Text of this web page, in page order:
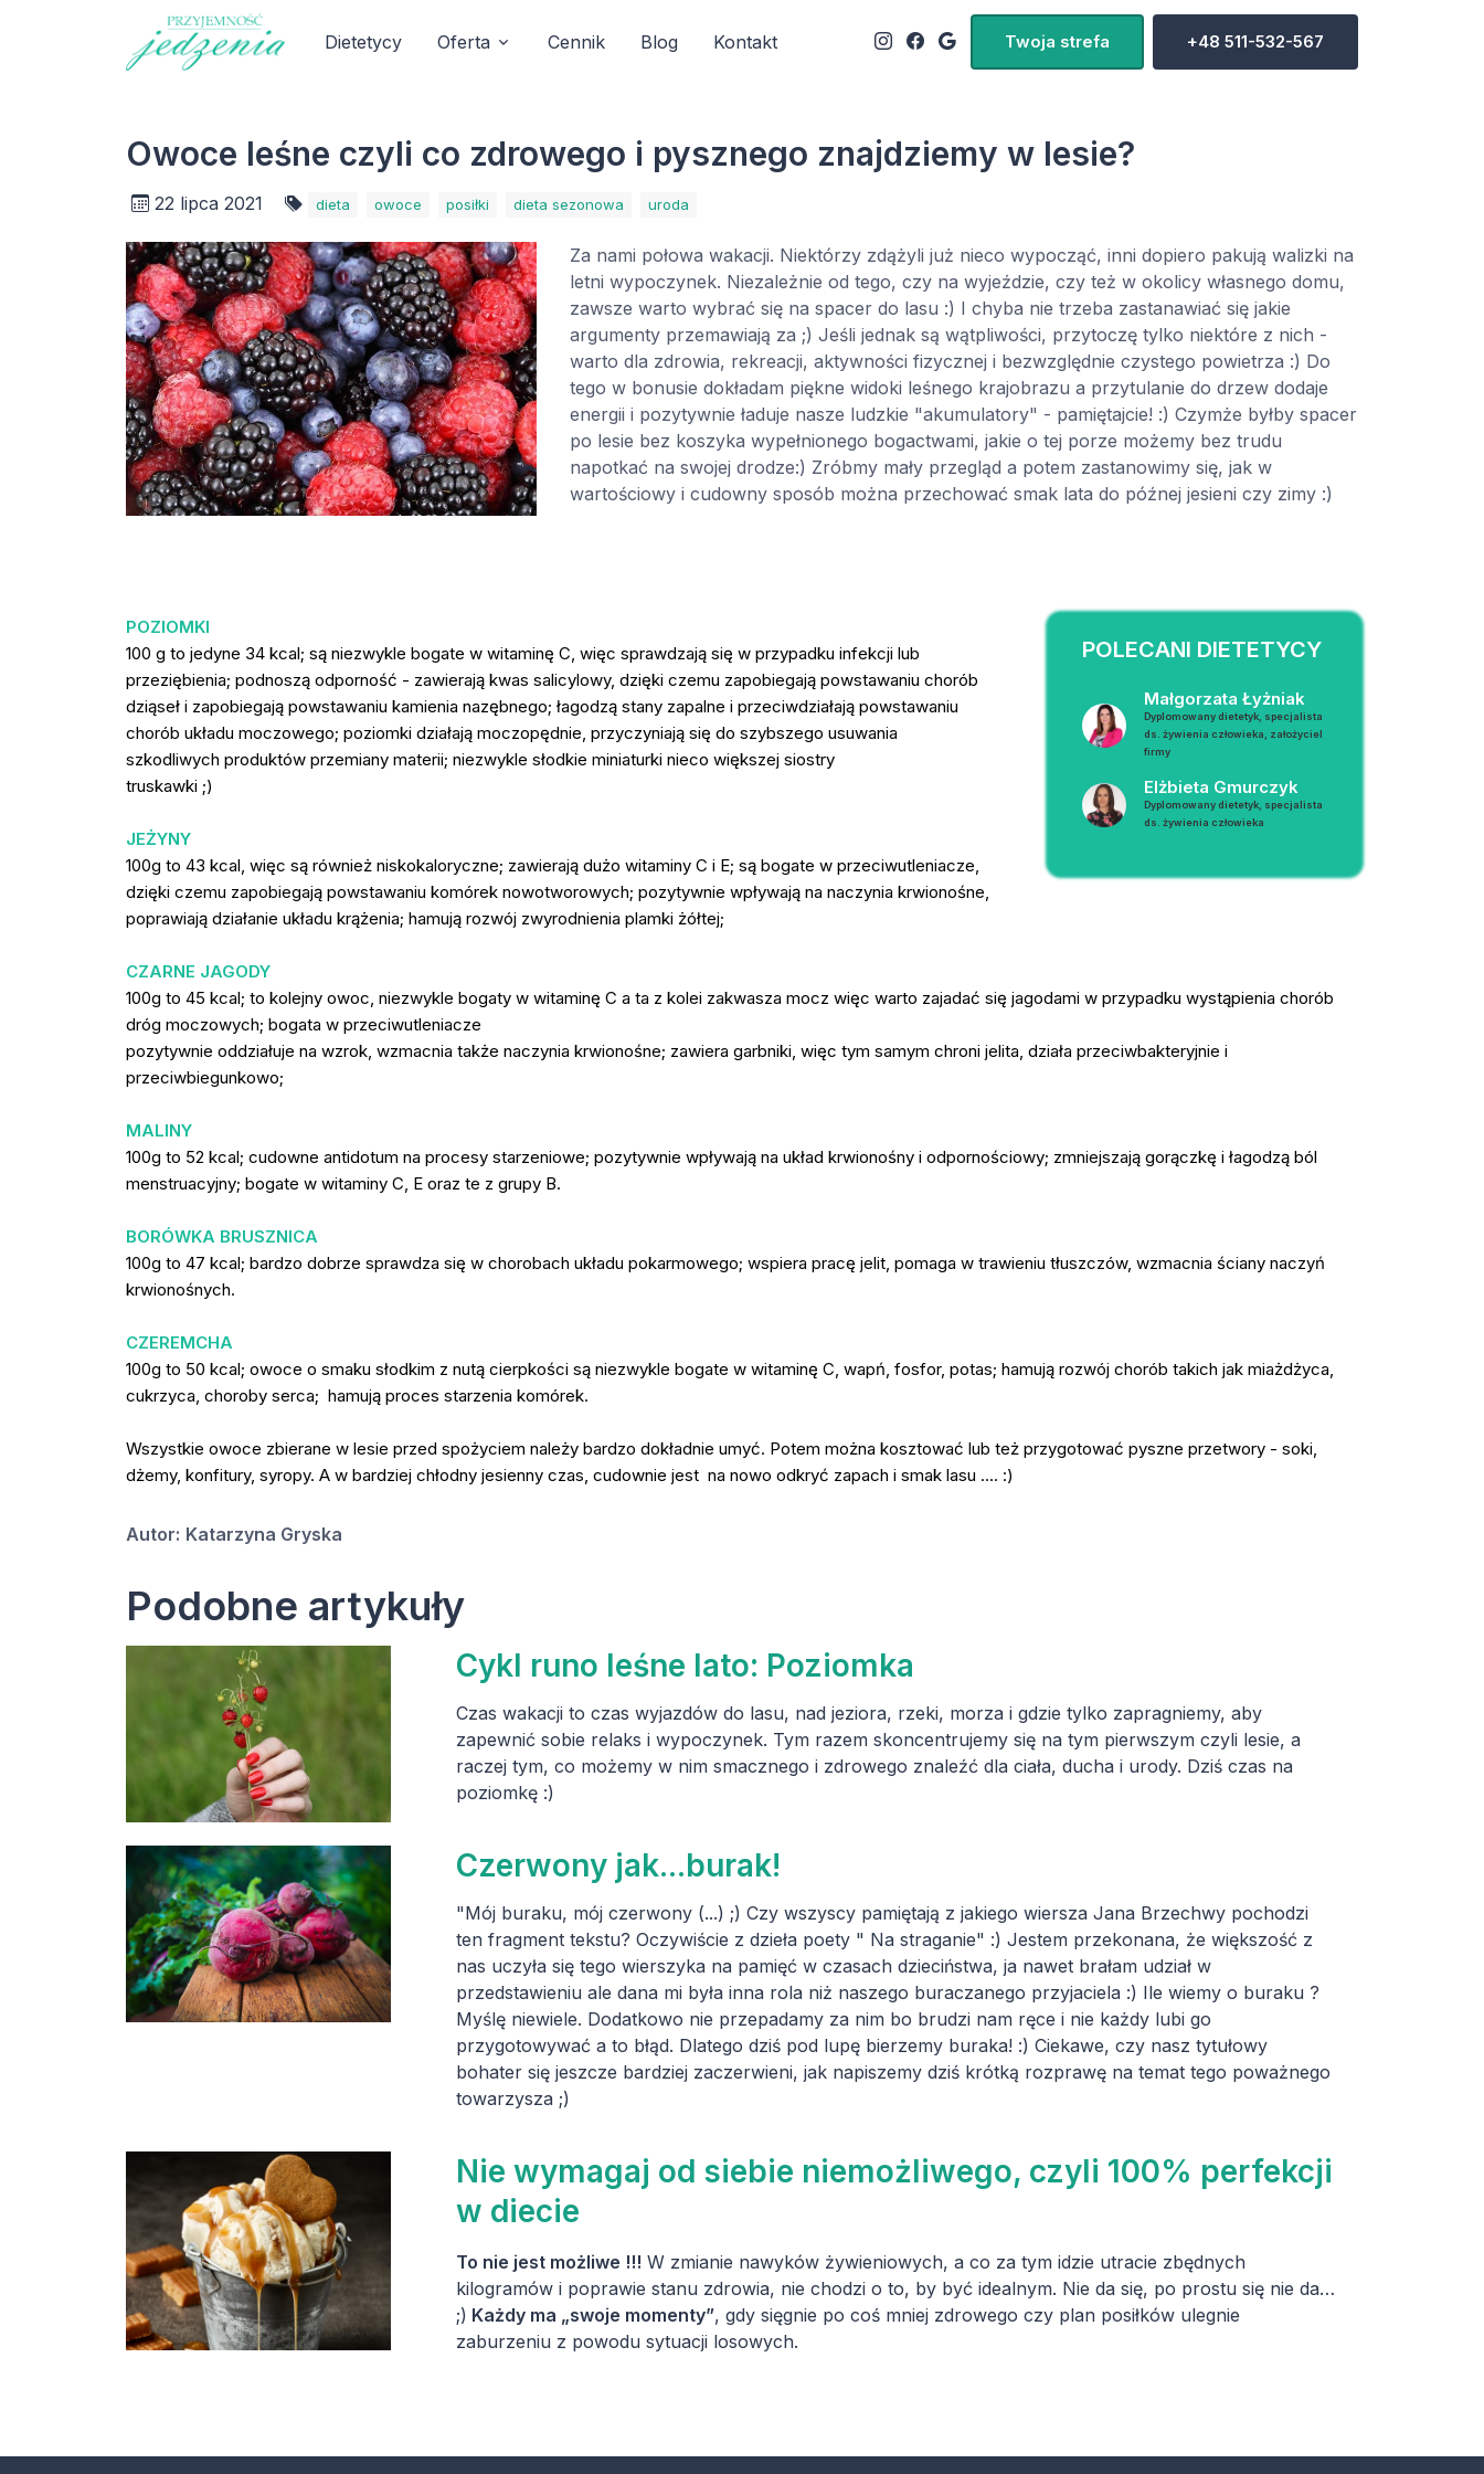
Dietetycy Oferta Cennik Blog Kontakt Twoja strefa +48 511-532-567
Owoce leśne czyli co zdrowego i pysznego znajdziemy w lesie?
22 lipca 2021 dieta owoce posiłki dieta sezonowa uroda
Za nami połowa wakacji. Niektórzy zdążyli już nieco wypocząć, inni dopiero pakują walizki na
letni wypoczynek. Niezależnie od tego, czy na wyjeździe, czy też w okolicy własnego domu,
zawsze warto wybrać się na spacer do lasu :) I chyba nie trzeba zastanawiać się jakie
argumenty przemawiają za ;) Jeśli jednak są wątpliwości, przytoczę tylko niektóre z nich -
warto dla zdrowia, rekreacji, aktywności fizycznej i bezwzględnie czystego powietrza :) Do
tego w bonusie dokładam piękne widoki leśnego krajobrazu a przytulanie do drzew dodaje
energii i pozytywnie ładuje nasze ludzkie "akumulatory" - pamiętajcie! :) Czymże byłby spacer
po lesie bez koszyka wypełnionego bogactwami, jakie o tej porze możemy bez trudu
napotkać na swojej drodze:) Zróbmy mały przegląd a potem zastanowimy się, jak w
wartościowy i cudowny sposób można przechować smak lata do późnej jesieni czy zimy :)
POLECANI DIETETYCY
Małgorzata Łyżniak
Dyplomowany dietetyk, specjalista
ds. żywienia człowieka, założyciel
firmy
Elżbieta Gmurczyk
Dyplomowany dietetyk, specjalista
ds. żywienia człowieka
POZIOMKI
100 g to jedyne 34 kcal; są niezwykle bogate w witaminę C, więc sprawdzają się w przypadku infekcji lub
przeziębienia; podnoszą odporność - zawierają kwas salicylowy, dzięki czemu zapobiegają powstawaniu chorób
dziąseł i zapobiegają powstawaniu kamienia nazębnego; łagodzą stany zapalne i przeciwdziałają powstawaniu
chorób układu moczowego; poziomki działają moczopędnie, przyczyniają się do szybszego usuwania
szkodliwych produktów przemiany materii; niezwykle słodkie miniaturki nieco większej siostry
truskawki ;)
JEŻYNY
100g to 43 kcal, więc są również niskokaloryczne; zawierają dużo witaminy C i E; są bogate w przeciwutleniacze,
dzięki czemu zapobiegają powstawaniu komórek nowotworowych; pozytywnie wpływają na naczynia krwionośne,
poprawiają działanie układu krążenia; hamują rozwój zwyrodnienia plamki żółtej;
CZARNE JAGODY
100g to 45 kcal; to kolejny owoc, niezwykle bogaty w witaminę C a ta z kolei zakwasza mocz więc warto zajadać się jagodami w przypadku wystąpienia chorób
dróg moczowych; bogata w przeciwutleniacze
pozytywnie oddziałuje na wzrok, wzmacnia także naczynia krwionośne; zawiera garbniki, więc tym samym chroni jelita, działa przeciwbakteryjnie i
przeciwbiegunkowo;
MALINY
100g to 52 kcal; cudowne antidotum na procesy starzeniowe; pozytywnie wpływają na układ krwionośny i odpornościowy; zmniejszają gorączkę i łagodzą ból
menstruacyjny; bogate w witaminy C, E oraz te z grupy B.
BORÓWKA BRUSZNICA
100g to 47 kcal; bardzo dobrze sprawdza się w chorobach układu pokarmowego; wspiera pracę jelit, pomaga w trawieniu tłuszczów, wzmacnia ściany naczyń
krwionośnych.
CZEREMCHA
100g to 50 kcal; owoce o smaku słodkim z nutą cierpkości są niezwykle bogate w witaminę C, wapń, fosfor, potas; hamują rozwój chorób takich jak miażdżyca,
cukrzyca, choroby serca; hamują proces starzenia komórek.
Wszystkie owoce zbierane w lesie przed spożyciem należy bardzo dokładnie umyć. Potem można kosztować lub też przygotować pyszne przetwory - soki,
dżemy, konfitury, syropy. A w bardziej chłodny jesienny czas, cudownie jest na nowo odkryć zapach i smak lasu .... :)
Autor: Katarzyna Gryska
Podobne artykuły
Cykl runo leśne lato: Poziomka
Czas wakacji to czas wyjazdów do lasu, nad jeziora, rzeki, morza i gdzie tylko zapragniemy, aby
zapewnić sobie relaks i wypoczynek. Tym razem skoncentrujemy się na tym pierwszym czyli lesie, a
raczej tym, co możemy w nim smacznego i zdrowego znaleźć dla ciała, ducha i urody. Dziś czas na
poziomkę :)
Czerwony jak...burak!
"Mój buraku, mój czerwony (...) ;) Czy wszyscy pamiętają z jakiego wiersza Jana Brzechwy pochodzi
ten fragment tekstu? Oczywiście z dzieła poety " Na straganie" :) Jestem przekonana, że większość z
nas uczyła się tego wierszyka na pamięć w czasach dzieciństwa, ja nawet brałam udział w
przedstawieniu ale dana mi była inna rola niż naszego buraczanego przyjaciela :) Ile wiemy o buraku ?
Myślę niewiele. Dodatkowo nie przepadamy za nim bo brudzi nam ręce i nie każdy lubi go
przygotowywać a to błąd. Dlatego dziś pod lupę bierzemy buraka! :) Ciekawe, czy nasz tytułowy
bohater się jeszcze bardziej zaczerwieni, jak napiszemy dziś krótką rozprawę na temat tego poważnego
towarzysza ;)
Nie wymagaj od siebie niemożliwego, czyli 100% perfekcji
w diecie
To nie jest możliwe !!! W zmianie nawyków żywieniowych, a co za tym idzie utracie zbędnych
kilogramów i poprawie stanu zdrowia, nie chodzi o to, by być idealnym. Nie da się, po prostu się nie da…
;) Każdy ma „swoje momenty”, gdy sięgnie po coś mniej zdrowego czy plan posiłków ulegnie
zaburzeniu z powodu sytuacji losowych.